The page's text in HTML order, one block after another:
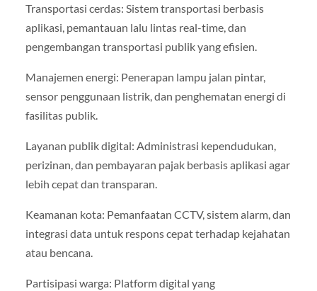
Transportasi cerdas: Sistem transportasi berbasis
aplikasi, pemantauan lalu lintas real-time, dan
pengembangan transportasi publik yang efisien.
Manajemen energi: Penerapan lampu jalan pintar,
sensor penggunaan listrik, dan penghematan energi di
fasilitas publik.
Layanan publik digital: Administrasi kependudukan,
perizinan, dan pembayaran pajak berbasis aplikasi agar
lebih cepat dan transparan.
Keamanan kota: Pemanfaatan CCTV, sistem alarm, dan
integrasi data untuk respons cepat terhadap kejahatan
atau bencana.
Partisipasi warga: Platform digital yang